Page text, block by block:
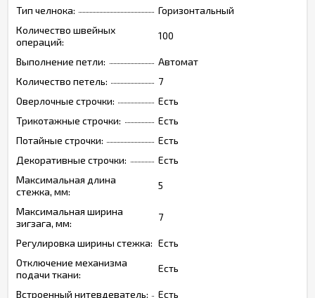
Тип челнока:
Горизонтальный
Количество швейных
операций:
100
Выполнение петли:
Автомат
Количество петель:
7
Оверлочные строчки:
Есть
Трикотажные строчки:
Есть
Потайные строчки:
Есть
Декоративные строчки:
Есть
Максимальная длина
стежка, мм:
5
Максимальная ширина
зигзага, мм:
7
Регулировка ширины стежка: Есть
Отключение механизма
подачи ткани:
Есть
Встроенный нитевдеватель:
Есть